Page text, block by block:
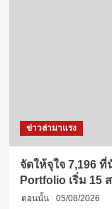
ข่าวล่ามาแรง
จัดให้จุใจ 7,196
Portfolio เริ่ม 15
ตอนนั้น 05/08/2026